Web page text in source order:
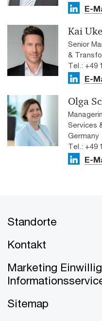
E-
Kai
Senior
&
Tel.: +49
E-
Olga
Services
Germany
Tel.: +49
E-
Standorte
Kontakt
Marketing
Sitemap